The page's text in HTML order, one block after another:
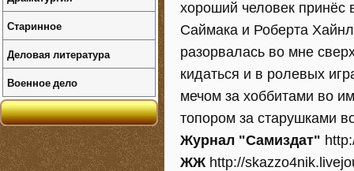
хороший человек
Саймака и Роберта
разорвалась во мне
кидаться и в ролевых
мечом за хоббитами во
топором за старушками
Журнал "Самиздат"
ЖЖhttp://
Старинное
Деловая литература
Военное дело